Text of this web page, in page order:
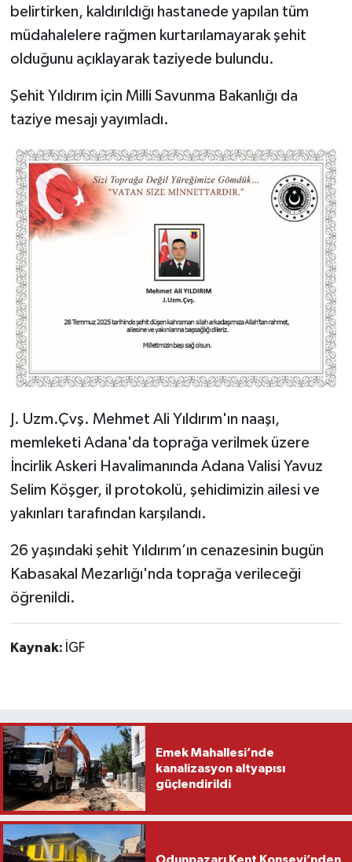
belirtirken, kaldırıldığı hastanede yapılan tüm
müdahalelere rağmen kurtarılamayarak şehit
olduğunu açıklayarak taziyede bulundu.
Şehit Yıldırım için Milli Savunma Bakanlığı da
taziye mesajı yayımladı.
J. Uzm.Çvş. Mehmet Ali Yıldırım'ın naaşı,
memleketi Adana'da toprağa verilmek üzere
İncirlik Askeri Havalimanında Adana Valisi Yavuz
Selim Köşger, il protokolü, şehidimizin ailesi ve
yakınları tarafından karşılandı.
26 yaşındaki şehit Yıldırım’ın cenazesinin bugün
Kabasakal Mezarlığı'nda toprağa verileceği
öğrenildi.
Kaynak: İGF
Emek Mahallesi’nde
kanalizasyon altyapısı
güçlendirildi
Odunpazarı Kent Konseyi’nden